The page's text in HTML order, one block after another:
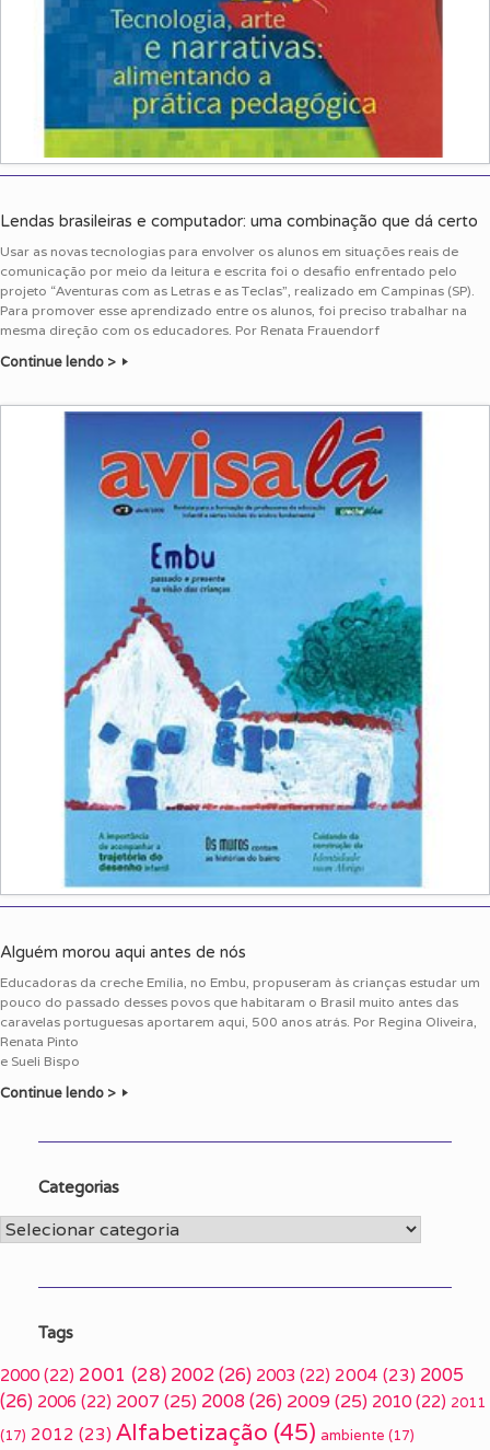
Lendas brasileiras e computador: uma combinação que dá certo
Usar as novas tecnologias para envolver os alunos em situações reais de
comunicação por meio da leitura e escrita foi o desafio enfrentado pelo
projeto “Aventuras com as Letras e as Teclas”, realizado em Campinas (SP).
Para promover esse aprendizado entre os alunos, foi preciso trabalhar na
mesma direção com os educadores. Por Renata Frauendorf
Continue lendo >
Alguém morou aqui antes de nós
Educadoras da creche Emília, no Embu, propuseram às crianças estudar um
pouco do passado desses povos que habitaram o Brasil muito antes das
caravelas portuguesas aportarem aqui, 500 anos atrás. Por Regina Oliveira,
Renata Pinto
e Sueli Bispo
Continue lendo >
Categorias
Categorias
Tags
2000 (22) 2001 (28) 2002(26) 2003 (22) 2004 (23) 2005
(26) 2006 (22) 2007 (25) 2008(26) 2009(25) 2010 (22) 2011
(17) 2012 (23) Alfabetização (45) ambiente (17)